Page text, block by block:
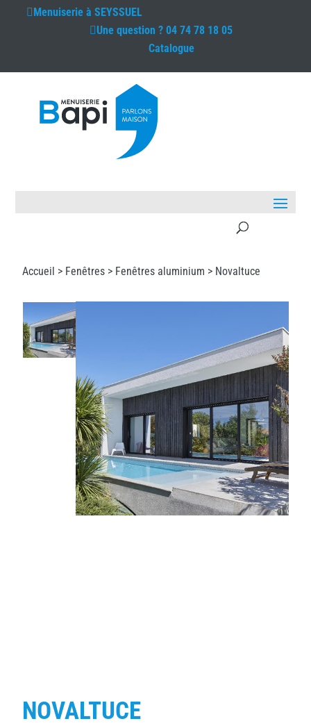
Menuiserie àSEYSSUEL
Une question ? 04 74 78 18 05
Catalogue
Accueil > Fenêtres > Fenêtres aluminium > Novaltuce
NOVALTUCE